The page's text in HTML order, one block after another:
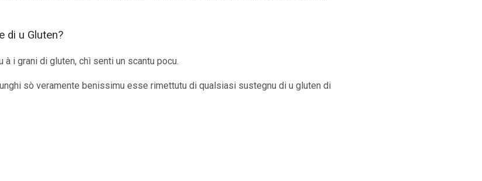
di u Gluten?
i grani di gluten, chì senti un scantu pocu.
sò veramente benissimu esse rimettutu di qualsiasi sustegnu di u gluten di